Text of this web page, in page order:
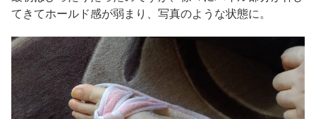
てきてホールド感が弱まり、写真のような状態に。